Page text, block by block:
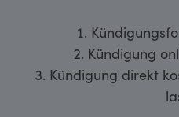
Kündigung
Kündigung direkt